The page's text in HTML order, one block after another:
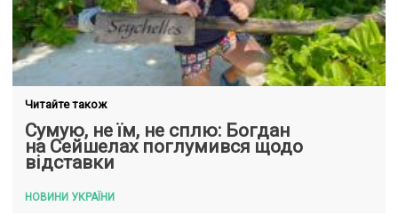
Читайте також
Сумую, не їм, не сплю: Богдан
на Сейшелах поглумився щодо
відставки
НОВИНИ УКРАЇНИ